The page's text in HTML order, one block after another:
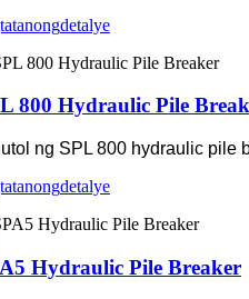
detalye
800 Hydraulic Pile
ng SPL 800 hydraulic pile
detalye
Hydraulic Pile Breaker